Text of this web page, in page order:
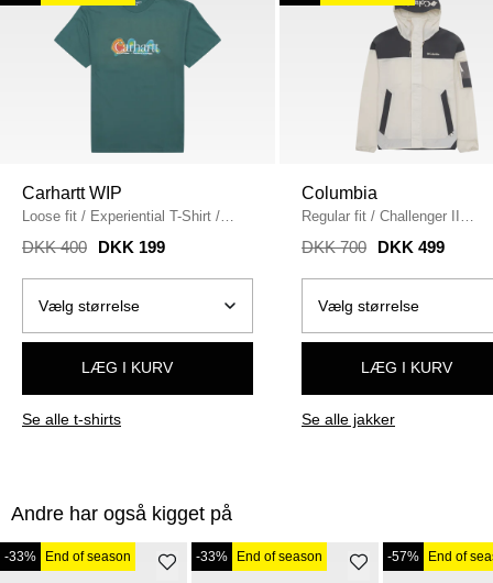
Carhartt WIP
Loose fit / Experiential T-Shirt /
SILVER PINE
DKK 400 DKK 199
LÆG I KURV
Se alle t-shirts
Columbia
Regular fit / Challenger II
Windbreaker / STONE
DKK 700 DKK 499
LÆG I KURV
Se alle jakker
Andre har også kigget på
-33% End of season -33% End of season -57% End of